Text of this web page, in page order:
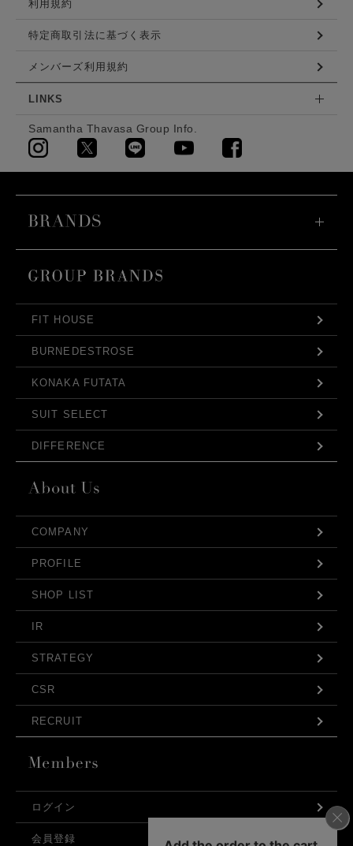
利用規約
特定商取引法に基づく表示
メンバーズ利用規約
LINKS
Samantha Thavasa Group Info.
FIT HOUSE
BURNEDESTROSE
KONAKA FUTATA
SUIT SELECT
DIFFERENCE
COMPANY
PROFILE
SHOP LIST
IR
STRATEGY
CSR
RECRUIT
ログイン
会員登録